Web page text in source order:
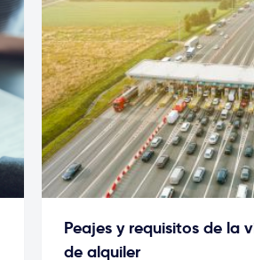
Peajes y requisitos de la
de alquiler